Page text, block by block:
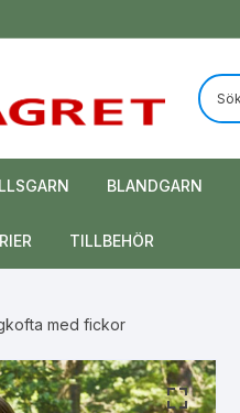
BLANDGARN
TILLBEHÖR
med fickor